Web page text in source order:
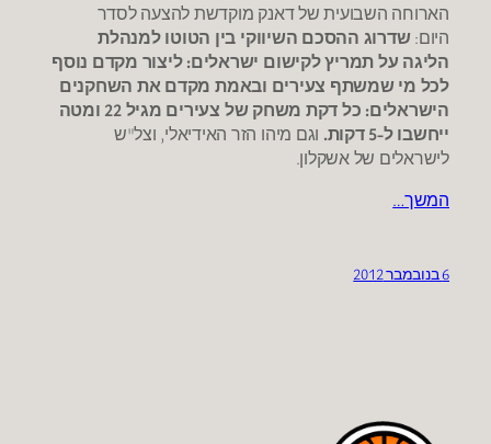
הארוחה השבועית של דאנק מוקדשת להצעה לסדר
היום:שדרוג ההסכם השיווקי בין הטוטו למנהלת
הליגה על תמריץ לקישום ישראלים: ליצור מקדם נוסף
לכל מי שמשתף צעירים ובאמת מקדם את השחקנים
הישראלים: כל דקת משחק של צעירים מגיל 22 ומטה
ייחשבו ל-5 דקות.
וגם מיהו הזר האידיאלי, וצל"ש
לישראלים של אשקלון.
המשך…
6 בנובמבר 2012